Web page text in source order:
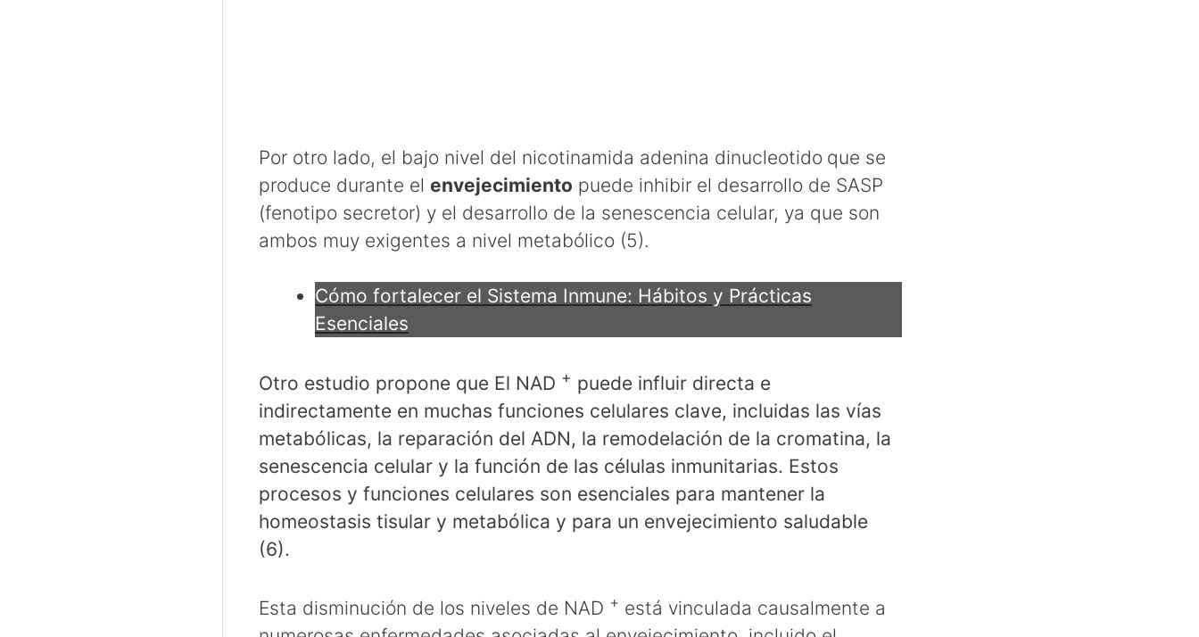
Por otro lado, el bajo nivel del nicotinamida adenina dinucleotido que se
produce durante el envejecimiento puede inhibir el desarrollo de SASP
(fenotipo secretor) y el desarrollo de la senescencia celular, ya que son
ambos muy exigentes a nivel metabólico (5).
Cómo fortalecer el Sistema Inmune: Hábitos y Prácticas
Esenciales
Otro estudio propone que El NAD + puede influir directa e
indirectamente en muchas funciones celulares clave, incluidas las vías
metabólicas, la reparación del ADN, la remodelación de la cromatina, la
senescencia celular y la función de las células inmunitarias. Estos
procesos y funciones celulares son esenciales para mantener la
homeostasis tisular y metabólica y para un envejecimiento saludable
(6).
Esta disminución de los niveles de NAD + está vinculada causalmente a